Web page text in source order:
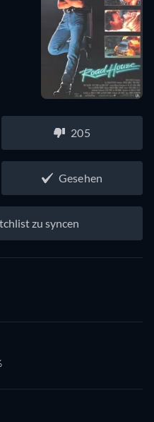
205
Gesehen
zu syncen